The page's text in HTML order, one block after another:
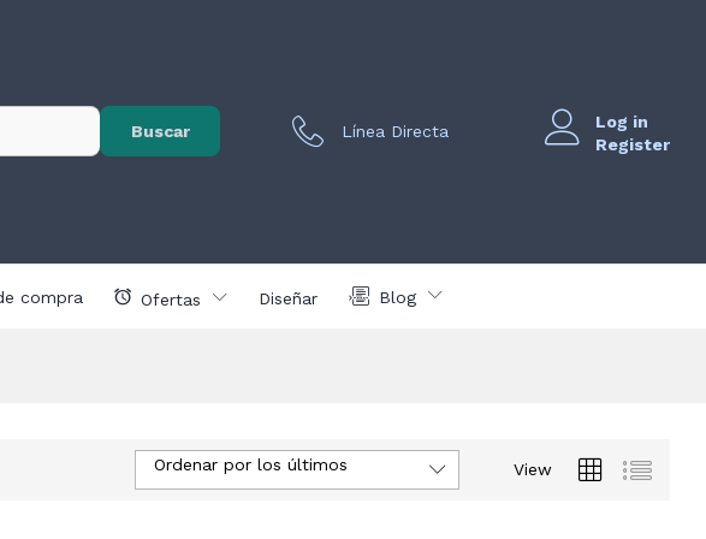
Buscar Línea Directa
Log in
Register
compra Ofertas Diseñar Blog
View
Ordenar por los últimos